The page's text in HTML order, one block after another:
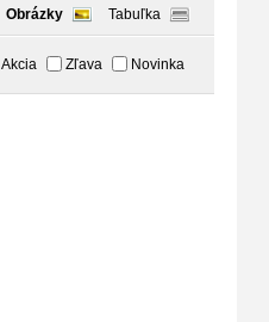
Obrázky Tabuľka
Akcia Zľava Novinka